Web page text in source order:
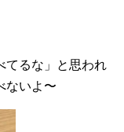
てるな」と思われ
ないよ〜